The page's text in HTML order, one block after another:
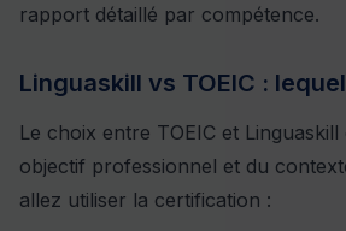
rapport détaillé par compétence.
Linguaskill vs TOEIC :
Le choix entre TOEIC et
objectif professionnel et du
allez utiliser la certification :